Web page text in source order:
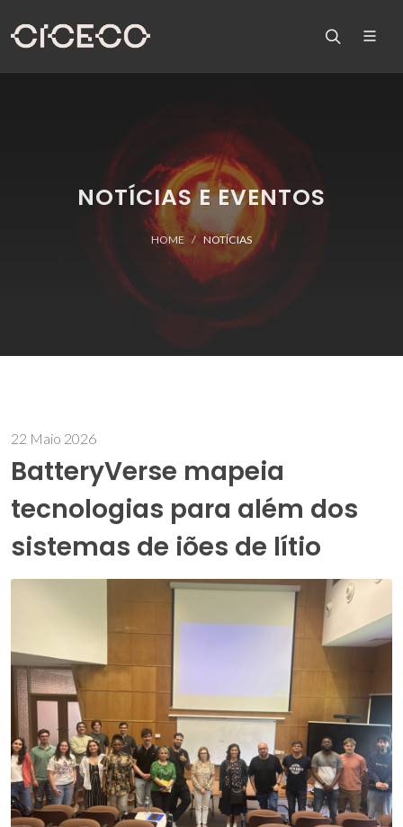
NOTÍCIAS E EVENTOS
HOME NOTÍCIAS
22 Maio 2026
BatteryVerse mapeia
tecnologias para além dos
sistemas de iões de lítio